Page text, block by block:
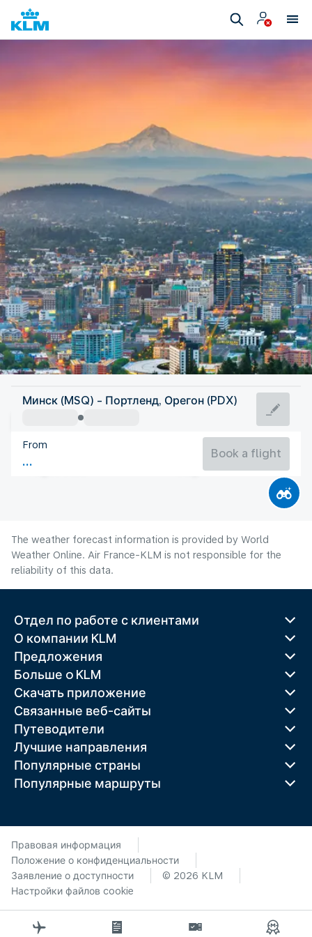
United States Of America
Portland, OR
United States Of America
Flight time
Минск (MSQ) - Портленд, Орегон (PDX)
From
Book a flight
The weather forecast information is provided by World
Weather Online. Air France-KLM is not responsible for the
reliability of this data.
Отдел по работе с клиентами
О компании KLM
Предложения
Больше o KLM
Скачать приложение
Связанные веб-сайты
Путеводители
Лучшие направления
Популярные страны
Популярные маршруты
Правовая информация
Положение о конфиденциальности
Заявление о доступности
© 2026 KLM
Настройки файлов cookie